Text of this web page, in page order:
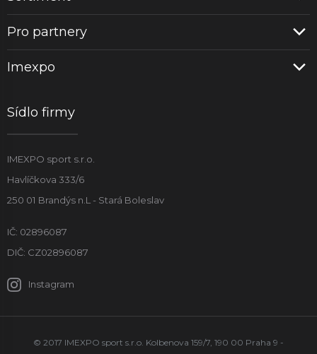
Pro partnery
Imexpo
Sídlo firmy
IMEXPO sport s.r.o.
Havlíčkova 333/6
250 01 Brandýs n.L - Stará Boleslav
IČ: 02896087
DIČ: CZ02896087
Instagram
© 2017 IMEXPO sport s.r.o. Kolbenova 159/7, 190 00 Praha 9 -